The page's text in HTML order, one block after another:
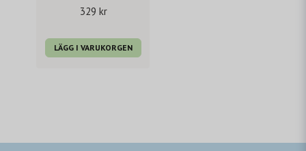
329 kr
LÄGG I VARUKORGEN